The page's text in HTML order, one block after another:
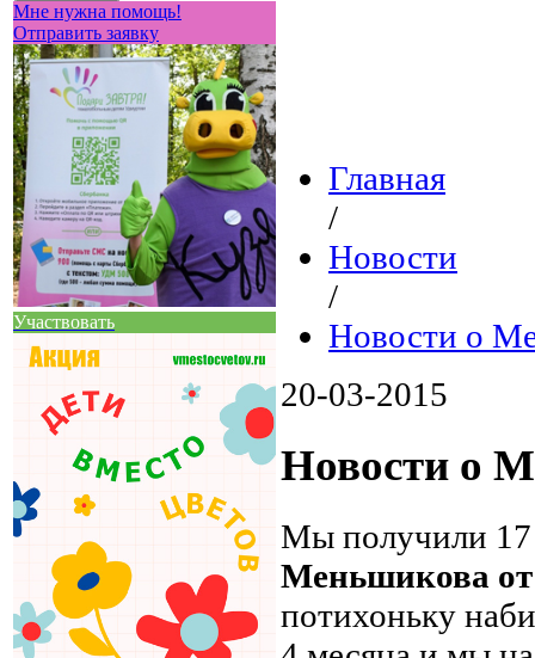
Мне нужна помощь!
Отправить заявку
Участвовать
Главная
/
Новости
/
Новости о
20-03-2015
Новости о
Мы получили
Меньшикова
потихоньку